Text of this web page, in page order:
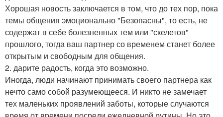
Хорошая новость заключается в том, что до тех пор, пока
темы общения эмоционально "Безопасны", то есть, не
содержат в себе болезненных тем или "скелетов"
прошлого, тогда ваш партнер со временем станет более
открытым и свободным для общения.
2. дарите радость, когда это возможно.
Иногда, люди начинают принимать своего партнера как
нечто само собой разумеющееся. И никто не замечает
тех маленьких проявлений заботы, которые случаются